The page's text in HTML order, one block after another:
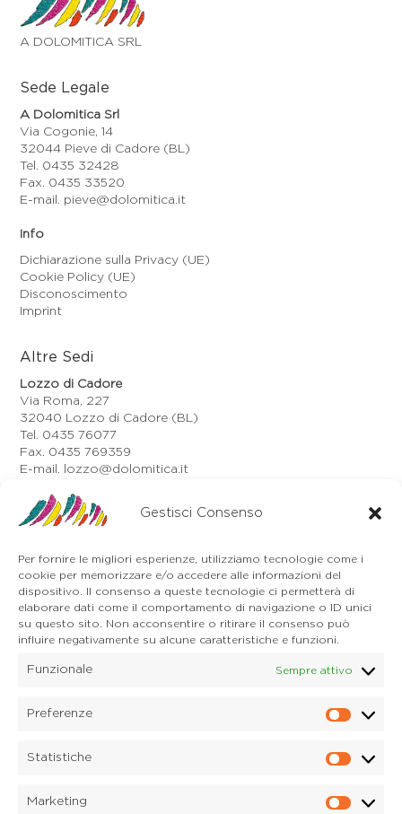
Gestisci Consenso
Per fornire le migliori esperienze, utilizziamo tecnologie come i
cookie per memorizzare e/o accedere alle informazioni del
dispositivo. Il consenso a queste tecnologie ci permetterà di
elaborare dati come il comportamento di navigazione o ID unici
su questo sito. Non acconsentire o ritirare il consenso può
influire negativamente su alcune caratteristiche e funzioni.
Funzionale Sempre attivo
Preferenze
Statistiche
Marketing
A DOLOMITICA SRL
Sede Legale
A Dolomitica Srl
Via Cogonie, 14
32044 Pieve di Cadore (BL)
Tel. 0435 32428
Fax. 0435 33520
E-mail. pieve@dolomitica.it
Info
Dichiarazione sulla Privacy (UE)
Cookie Policy (UE)
Disconoscimento
Imprint
Altre Sedi
Lozzo di Cadore
Via Roma, 227
32040 Lozzo di Cadore (BL)
Tel. 0435 76077
Fax. 0435 769359
E-mail. lozzo@dolomitica.it
Auronzo di Cadore
Via Unione, 21/B
32041 Auronzo di Cadore (BL)
E-mail. auronzo@dolomitica.it
Cortina d'Ampezzo
32043 Cortina d'Ampezzo (BL)
Tel. 0436 4127
E-mail. pieve@dolomitica.it
S. Stefano di Cadore
32045 S. Stefano di Cadore - Comelico (BL)
32040 Candide di Comelico Superiore (BL)